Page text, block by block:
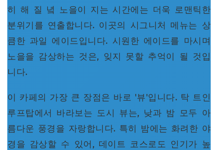
히 해 질 녘 노을이 지는 시간에는 더욱 로맨틱한
분위기를 연출합니다. 이곳의 시그니처 메뉴는 상
큼한 과일 에이드입니다. 시원한 에이드를 마시며
노을을 감상하는 것은, 잊지 못할 추억이 될 것입
니다.
이 카페의 가장 큰 장점은 바로 '뷰'입니다. 탁 트인
루프탑에서 바라보는 도시 뷰는, 낮과 밤 모두 아
름다운 풍경을 자랑합니다. 특히 밤에는 화려한 야
경을 감상할 수 있어, 데이트 코스로도 인기가 높